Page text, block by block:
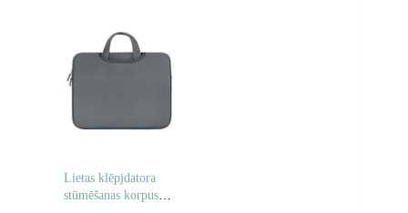
Lietas klēpjdatora
stūmēšanas korpusa